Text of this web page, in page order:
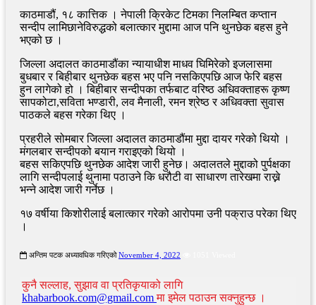
काठमाडौं, १८ कात्तिक । नेपाली क्रिकेट टिमका निलम्बित कप्तान
सन्दीप लामिछानेविरुद्धको बलात्कार मुद्दामा आज पनि थुनछेक बहस हुने
भएको छ ।
जिल्ला अदालत काठमाडौंका न्यायाधीश माधव घिमिरेको इजलासमा
बुधबार र बिहीबार थुनछेक बहस भए पनि नसकिएपछि आज फेरि बहस
हुन लागेको हो । बिहीबार सन्दीपका तर्फबाट वरिष्ठ अधिवक्ताहरू कृष्ण
सापकोटा,सविता भण्डारी, लव मैनाली, रमन श्रेष्ठ र अधिवक्ता सुवास
पाठकले बहस गरेका थिए ।
प्रहरीले सोमबार जिल्ला अदालत काठमाडौंमा मुद्दा दायर गरेको थियो ।
मंगलबार सन्दीपको बयान गराइएको थियो ।
बहस सकिएपछि थुनछेक आदेश जारी हुनेछ। अदालतले मुद्दाको पुर्पक्षका
लागि सन्दीपलाई थुनामा पठाउने कि धरौटी वा साधारण तारेखमा राख्ने
भन्ने आदेश जारी गर्नेछ ।
१७ वर्षीया किशोरीलाई बलात्कार गरेको आरोपमा उनी पक्राउ परेका थिए
।
अन्तिम पटक अध्यावधिक गरिएको November 4, 2022
कुनै सल्लाह, सुझाव वा प्रतिकृयाको लागि
khabarbook.com@gmail.comमा इमेल पठाउन सक्नुहुन्छ ।